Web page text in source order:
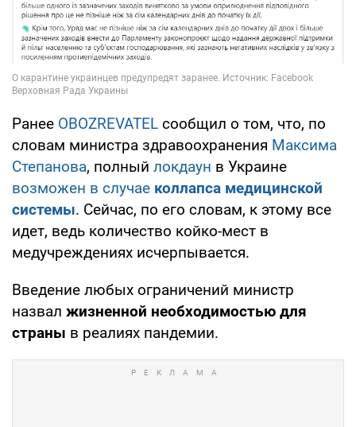
Ранее OBOZREVATEL сообщил о том, что, по
словам министра здравоохранения Максима
Степанова, полный локдаун в Украине
возможен в случае коллапса медицинской
системы. Сейчас, по его словам, к этому все
идет, ведь количество койко-мест в
медучреждениях исчерпывается.
Введение любых ограничений министр
назвал жизненной необходимостью для
страны в реалиях пандемии.